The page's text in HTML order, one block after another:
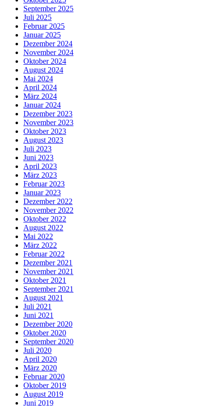
September 2025
Juli 2025
Februar 2025
Januar 2025
Dezember 2024
November 2024
Oktober 2024
August 2024
Mai 2024
April 2024
März 2024
Januar 2024
Dezember 2023
November 2023
Oktober 2023
August 2023
Juli 2023
Juni 2023
April 2023
März 2023
Februar 2023
Januar 2023
Dezember 2022
November 2022
Oktober 2022
August 2022
Mai 2022
März 2022
Februar 2022
Dezember 2021
November 2021
Oktober 2021
September 2021
August 2021
Juli 2021
Juni 2021
Dezember 2020
Oktober 2020
September 2020
Juli 2020
April 2020
März 2020
Februar 2020
Oktober 2019
August 2019
Juni 2019